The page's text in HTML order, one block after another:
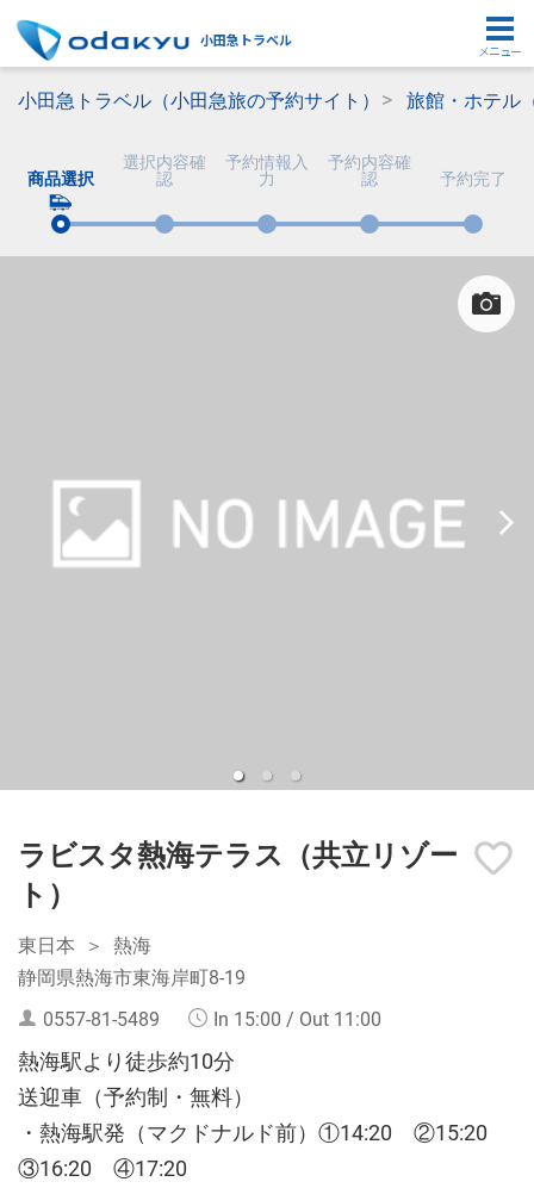
小田急トラベル
メニュー
小田急トラベル（小田急旅の予約サイト） 旅館・ホテル
商品選択
選択内容確
認
予約情報入
力
予約内容確
認
予約完了
ラビスタ熱海テラス（共立リゾー
ト）
東日本
熱海
静岡県熱海市東海岸町8-19
0557-81-5489
In 15:00 / Out 11:00
熱海駅より徒歩約10分
送迎車（予約制・無料）
・熱海駅発（マクドナルド前）①14:20 ②15:20
③16:20 ④17:20